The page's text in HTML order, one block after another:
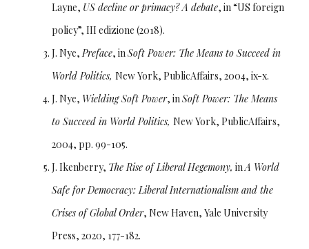
Layne, US decline or primacy? A debate, in “US foreign
policy”, III edizione (2018).
J. Nye,Preface, inSoft Power: The Means to Succeed in
World Politics, New York, PublicAffairs, 2004, ix-x.
J. Nye, Wielding Soft Power, inSoft Power: The Means
to Succeed in World Politics, New York, PublicAffairs,
2004, pp. 99-105.
J. Ikenberry, The Rise of Liberal Hegemony, inA World
Safe for Democracy: Liberal Internationalism and the
Crises of Global Order, New Haven, Yale University
Press, 2020, 177-182.